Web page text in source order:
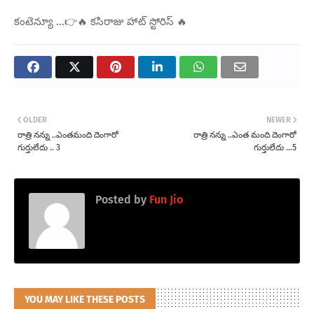
కంటెన్యూ ...👉🔥 కసిరాజు హాట్ స్టోరిస్ 🔥
NEWER
రాత్రి నన్ను ..ఎంత మంది దెంగారో
గుర్తులేదు ...5
OLDER
రాత్రి నన్ను ..ఎంతమంది దెంగారో
గుర్తులేదు .. 3
Posted by Fun Jio
YOU MAY LIKE THESE POSTS